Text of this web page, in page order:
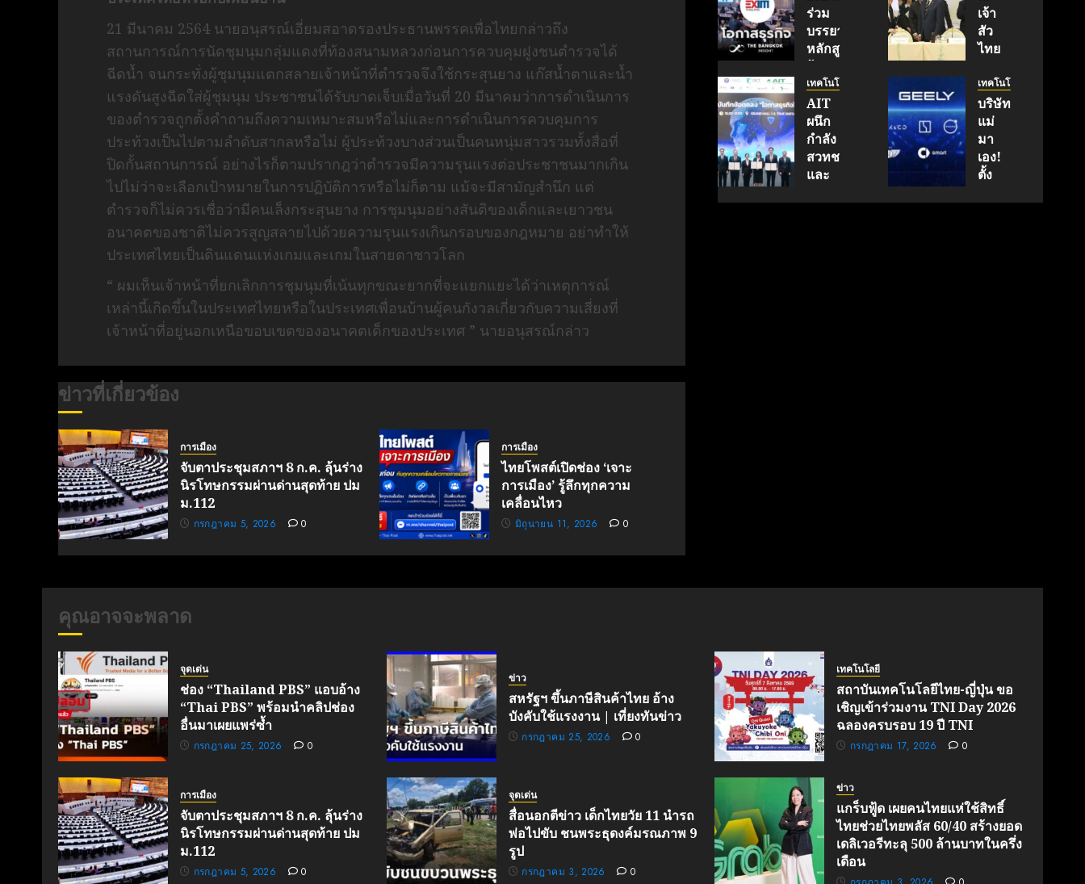
21 มีนาคม 2564 นายอนุสรณ์เอี่ยมสอาดรองประธานพรรคเพื่อไทยกล่าวถึง
สถานการณ์การนัดชุมนุมกลุ่มแดงที่ท้องสนามหลวงก่อนการควบคุมฝูงชนตำรวจได้
ฉีดน้ำ จนกระทั่งผู้ชุมนุมแตกสลายเจ้าหน้าที่ตำรวจจึงใช้กระสุนยาง แก๊สน้ำตาและน้ำ
แรงดันสูงฉีดใส่ผู้ชุมนุม ประชาชนได้รับบาดเจ็บเมื่อวันที่ 20 มีนาคมว่าการดำเนินการ
ของตำรวจถูกตั้งคำถามถึงความเหมาะสมหรือไม่และการดำเนินการควบคุมการ
ประท้วงเป็นไปตามลำดับสากลหรือไม่ ผู้ประท้วงบางส่วนเป็นคนหนุ่มสาวรวมทั้งสื่อที่
ปิดกั้นสถานการณ์ อย่างไรก็ตามปรากฎว่าตำรวจมีความรุนแรงต่อประชาชนมากเกิน
ไปไม่ว่าจะเลือกเป้าหมายในการปฏิบัติการหรือไม่ก็ตาม แม้จะมีสามัญสำนึก แต่
ตำรวจก็ไม่ควรเชื่อว่ามีคนเล็งกระสุนยาง การชุมนุมอย่างสันติของเด็กและเยาวชน
อนาคตของชาติไม่ควรสูญสลายไปด้วยความรุนแรงเกินกรอบของกฎหมาย อย่าทำให้
ประเทศไทยเป็นดินแดนแห่งเกมและเกมในสายตาชาวโลก
“ ผมเห็นเจ้าหน้าที่ยกเลิกการชุมนุมที่เน้นทุกขณะยากที่จะแยกแยะได้ว่าเหตุการณ์
เหล่านี้เกิดขึ้นในประเทศไทยหรือในประเทศเพื่อนบ้านผู้คนกังวลเกี่ยวกับความเสี่ยงที่
เจ้าหน้าที่อยู่นอกเหนือขอบเขตของอนาคตเด็กของประเทศ ” นายอนุสรณ์กล่าว
ข่าวที่เกี่ยวข้อง
การเมือง
จับตาประชุมสภาฯ 8 ก.ค. ลุ้นร่าง
นิรโทษกรรมผ่านด่านสุดท้าย ปม
ม.112
กรกฎาคม 5, 2026 0
การเมือง
ไทยโพสต์เปิดช่อง ‘เจาะ
การเมือง’ รู้ลึกทุกความ
เคลื่อนไหว
มิถุนายน 11, 2026 0
TNI
Day
2026
ฉลอง
ครบ
รอบ
19 ปี
TNI
กรกฎาคม
17, 2026
ความ
ร่วม
มือ
ฝรั่งเศส
เดิน
หน้า
ขับ
เคลื่อน
นวัตกรรม
อนาคต
ร่วม
บรรยาย
หลักสูตร
ผู้
บริหาร
หนุน
ธุรกิจ
‘Wellness-
Longevity’
สู่
โลก
เจ้า
สัว
ไทย
ประชาชาติ
ธุรกิจ
|
LINE
TODAY
18, 2026
เทคโนโลยี
AIT
ผนึก
กำลัง
สวทช.
และ
เทคโนโลยี
บริษัท
แม่
มา
เอง!
ตั้ง
คุณอาจจะพลาด
จุดเด่น
ช่อง “Thailand PBS” แอบอ้าง
“Thai PBS” พร้อมนำคลิปช่อง
อื่นมาเผยแพร่ซ้ำ
กรกฎาคม 25, 2026 0
ข่าว
สหรัฐฯ ขึ้นภาษีสินค้าไทย อ้าง
บังคับใช้แรงงาน | เที่ยงทันข่าว
กรกฎาคม 25, 2026 0
เทคโนโลยี
สถาบันเทคโนโลยีไทย-ญี่ปุ่น ขอ
เชิญเข้าร่วมงาน TNI Day 2026
ฉลองครบรอบ 19 ปี TNI
กรกฎาคม 17, 2026 0
การเมือง
จับตาประชุมสภาฯ 8 ก.ค. ลุ้นร่าง
นิรโทษกรรมผ่านด่านสุดท้าย ปม
ม.112
กรกฎาคม 5, 2026 0
จุดเด่น
สื่อนอกตีข่าว เด็กไทยวัย 11 นำรถ
พ่อไปขับ ชนพระธุดงค์มรณภาพ 9
รูป
กรกฎาคม 3, 2026 0
ข่าว
แกร็บฟู้ด เผยคนไทยแห่ใช้สิทธิ์
ไทยช่วยไทยพลัส 60/40 สร้างยอด
เดลิเวอรีทะลุ 500 ล้านบาทในครึ่ง
เดือน